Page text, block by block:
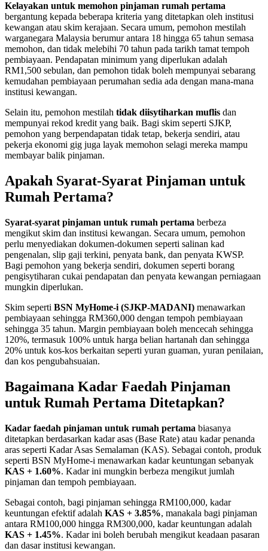
Kelayakan untuk memohon pinjaman rumah pertama
bergantung kepada beberapa kriteria yang ditetapkan oleh institusi
kewangan atau skim kerajaan. Secara umum, pemohon mestilah
warganegara Malaysia berumur antara 18 hingga 65 tahun semasa
memohon, dan tidak melebihi 70 tahun pada tarikh tamat tempoh
pembiayaan. Pendapatan minimum yang diperlukan adalah
RM1,500 sebulan, dan pemohon tidak boleh mempunyai sebarang
kemudahan pembiayaan perumahan sedia ada dengan mana-mana
institusi kewangan.
Selain itu, pemohon mestilah tidak diisytiharkan muflis dan
mempunyai rekod kredit yang baik. Bagi skim seperti SJKP,
pemohon yang berpendapatan tidak tetap, bekerja sendiri, atau
pekerja ekonomi gig juga layak memohon selagi mereka mampu
membayar balik pinjaman.
Apakah Syarat-Syarat Pinjaman untuk
Rumah Pertama?
Syarat-syarat pinjaman untuk rumah pertama berbeza
mengikut skim dan institusi kewangan. Secara umum, pemohon
perlu menyediakan dokumen-dokumen seperti salinan kad
pengenalan, slip gaji terkini, penyata bank, dan penyata KWSP.
Bagi pemohon yang bekerja sendiri, dokumen seperti borang
pengisytiharan cukai pendapatan dan penyata kewangan perniagaan
mungkin diperlukan.
Skim seperti BSN MyHome-i (SJKP-MADANI) menawarkan
pembiayaan sehingga RM360,000 dengan tempoh pembiayaan
sehingga 35 tahun. Margin pembiayaan boleh mencecah sehingga
120%, termasuk 100% untuk harga belian hartanah dan sehingga
20% untuk kos-kos berkaitan seperti yuran guaman, yuran penilaian,
dan kos pengubahsuaian.
Bagaimana Kadar Faedah Pinjaman
untuk Rumah Pertama Ditetapkan?
Kadar faedah pinjaman untuk rumah pertama biasanya
ditetapkan berdasarkan kadar asas (Base Rate) atau kadar penanda
aras seperti Kadar Asas Semalaman (KAS). Sebagai contoh, produk
seperti BSN MyHome-i menawarkan kadar keuntungan sebanyak
KAS + 1.60%. Kadar ini mungkin berbeza mengikut jumlah
pinjaman dan tempoh pembiayaan.
Sebagai contoh, bagi pinjaman sehingga RM100,000, kadar
keuntungan efektif adalah KAS + 3.85%, manakala bagi pinjaman
antara RM100,000 hingga RM300,000, kadar keuntungan adalah
KAS + 1.45%. Kadar ini boleh berubah mengikut keadaan pasaran
dan dasar institusi kewangan.